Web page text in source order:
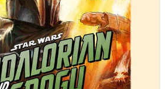
🇨🇳 Shanghai Disney Resortsoon
🇭🇰 Hong Kong Disneylandsoon
🇦🇪 Disneyland Abu Dhabi soon
★ NUR BEI UNS
💼